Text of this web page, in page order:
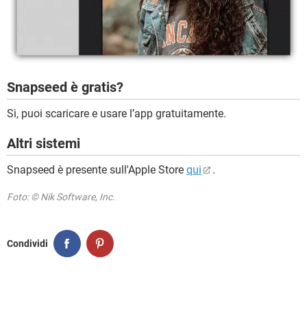
Snapseed è gratis?
Sì, puoi scaricare e usare l’app gratuitamente.
Altri sistemi
Snapseed è presente sull'Apple Store qui .
Foto: © Nik Software, Inc.
Condividi